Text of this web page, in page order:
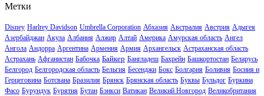
Метки
Disney Harlrey Davidson Umbrella Corporation Абхазия Австралия Австрия Адыгея
Азербайджан Акула Албания Алжир Алтай Америка Амурская область Ангел
Ангола Андорра Аргентина Армения Армия Архангельск Астраханская область
Астрахань Афганистан Бабочка Байкер Бангладеш Бахрейн Башкортостан Беларусь
Белгород Белгородская область Бельгия Бесенджи Бокс Болгария Боливия Босния и
Герцеговина Ботсвана Бразилия Брянск Брянская область Буквы Бульдог Буркина
Фасо Бурундук Бурятия Бутан Бэнкси Ватикан Великий Новгород Великобритания